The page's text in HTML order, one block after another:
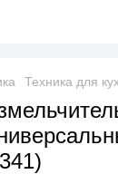
Техника для